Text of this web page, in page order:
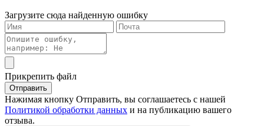
Загрузите сюда найденную ошибку
Прикрепить файл
Отправить
Нажимая кнопку Отправить, вы соглашаетесь с нашей
Политикой обработки данных и на публикацию вашего
отзыва.